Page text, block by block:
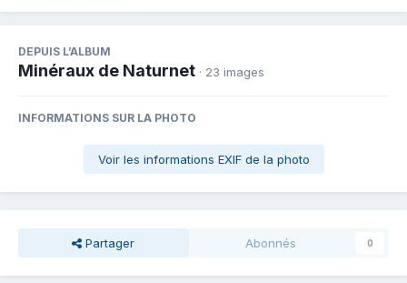
DEPUIS L’ALBUM
Minéraux de Naturnet · 23 images
INFORMATIONS SUR LA PHOTO
Voir les informations EXIF de la photo
Partager Abonnés 0